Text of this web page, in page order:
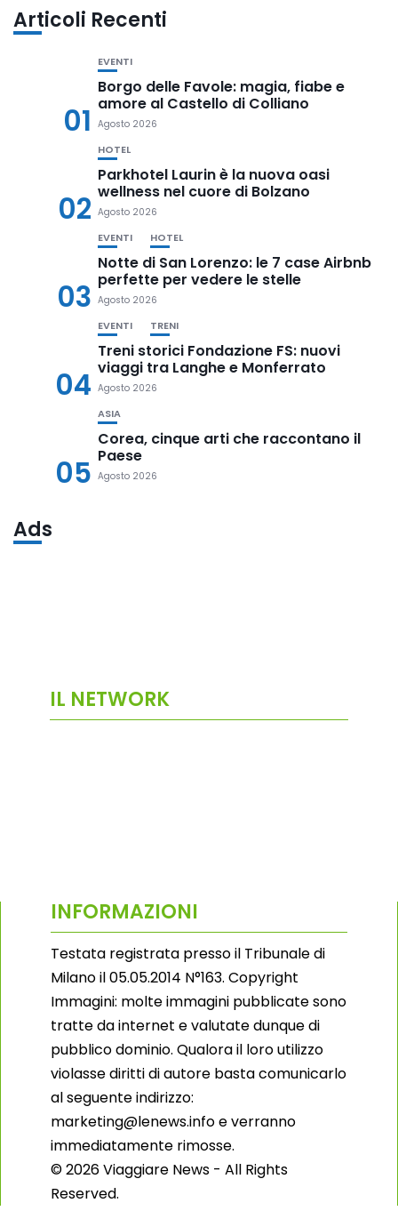
Articoli Recenti
01
EVENTI
Borgo delle Favole: magia, fiabe e
amore al Castello di Colliano
Agosto 2026
02
HOTEL
Parkhotel Laurin è la nuova oasi
wellness nel cuore di Bolzano
Agosto 2026
03
EVENTI HOTEL
Notte di San Lorenzo: le 7 case Airbnb
perfette per vedere le stelle
Agosto 2026
04
EVENTI TRENI
Treni storici Fondazione FS: nuovi
viaggi tra Langhe e Monferrato
Agosto 2026
05
ASIA
Corea, cinque arti che raccontano il
Paese
Agosto 2026
Ads
IL NETWORK
INFORMAZIONI
Testata registrata presso il Tribunale di
Milano il 05.05.2014 N°163. Copyright
Immagini: molte immagini pubblicate sono
tratte da internet e valutate dunque di
pubblico dominio. Qualora il loro utilizzo
violasse diritti di autore basta comunicarlo
al seguente indirizzo:
marketing@lenews.info e verranno
immediatamente rimosse.
© 2026 Viaggiare News - All Rights
Reserved.